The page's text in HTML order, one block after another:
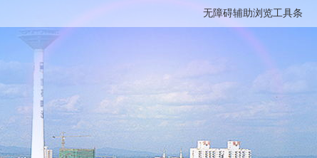
无障碍辅助浏览工具条